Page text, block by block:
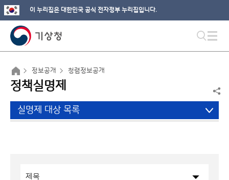
이 누리집은 대한민국 공식 전자정부 누리집입니다.
정보공개 청렴정보공개
정책실명제
실명제 대상 목록